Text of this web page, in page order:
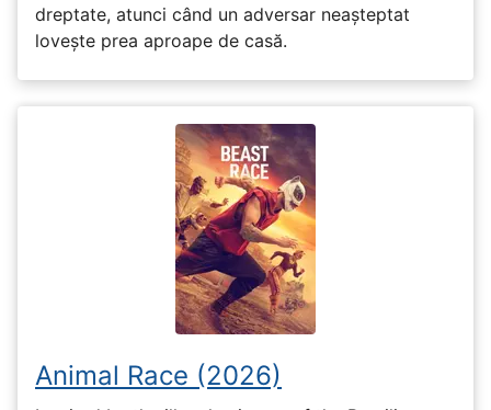
dreptate, atunci când un adversar neașteptat
lovește prea aproape de casă.
Animal Race (2026)